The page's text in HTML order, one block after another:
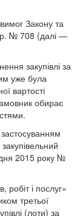
Закону та
р. № 708 (далі —
закупівлі за
уже була
вартості
обирає
2015 року №
робіт і послуг»
третьої
(лоти) за